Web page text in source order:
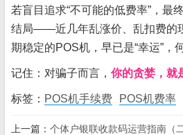
若盲目追求“不可能的低费率”，最
结局——近几年乱涨价、乱扣费的
期稳定的POS机，早已是“幸运”，
记住：对骗子而言， 你的贪婪，就
标签： POS机手续费 POS机费率
上一篇： 个体户银联收款码运营指南（